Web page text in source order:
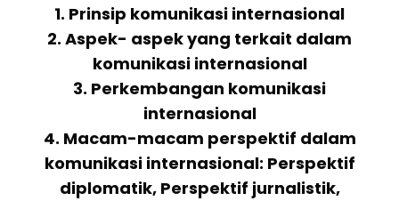
1. Prinsip komunikasi internasional
2. Aspek- aspek yang terkait dalam
komunikasi internasional
3. Perkembangan komunikasi
internasional
4. Macam-macam perspektif dalam
komunikasi internasional: Perspektif
diplomatik, Perspektif jurnalistik,